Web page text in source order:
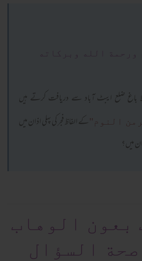
ورحمة الله وبركاته
باغ ضلع ایبٹ آباد سے دریافت کرتے ہیں
النوم'' کے الفاظ فجر کی پہلی اذان میں
میں؟
بعون الوهاب
صحة السؤال